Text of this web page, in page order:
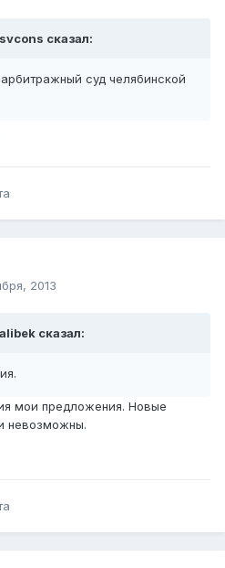
сказал:
суд челябинской
2013
сказал:
мои предложения. Новые
невозможны.